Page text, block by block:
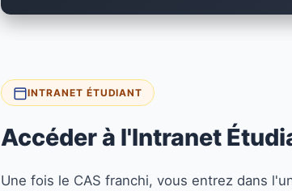
INTRANET ÉTUDIANT
Accéder à l'Intranet
Une fois le CAS franchi, vous entrez dans